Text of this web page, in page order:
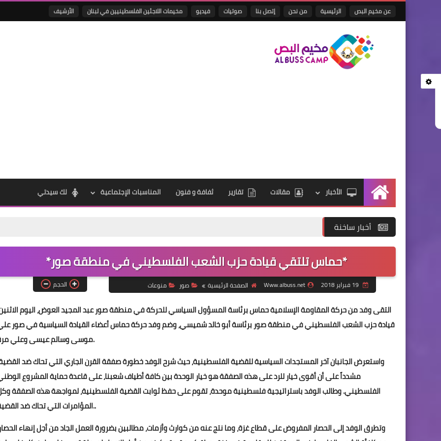
عن مخيم البص الرئيسية من نحن إتصل بنا صوتيات فيديو مخيمات اللاجئين الفلسطينيين في لبنان الأرشيف
الرئيسيةالأخبار مقالات تقارير ثفافة و فنون المناسبات الإجتماعية لك سيدتي
أخبار ساخنة
*حماس تلتقي قيادة حزب الشعب الفلسطيني في منطقة صور*
Www.albuss.net الصفحة الرئيسية صور منوعات الحجم
التقى وفد من حركة المقاومة الإسلامية حماس برئاسة المسؤول السياسي للحركة في منطقة صور عبد المجيد العوض، اليوم
قيادة حزب الشعب الفلسطيني في منطقة صور برئاسة أبو خالد شميسي، وضم وفد حركة حماس أعضاء القيادة السياسية في صور
موسى وسالم عيسى وعلي مرة.
واستعرض الجانبان آخر المستجدات السياسية للقضية الفلسطينية، حيث شرح الوفد خطورة صفقة القرن الجاري التي تحاك ضد
مشدداً على أن أقوى خيار للرد على هذه الصفقة هو خيار الوحدة بين كافة أطياف شعبنا، على قاعدة حماية المشروع
الفلسطيني. وطالب الوفد باستراتيجية فلسطينية موحدة، تقوم على حفظ ثوابت القضية الفلسطينية، لمواجهة هذه الصفقة
المؤامرات التي تحاك ضد القضية..
وتطرق الوفد إلى الحصار المفروض على قطاع غزة، وما نتج عنه من كوارث وأزمات، مطالبين بضرورة العمل الجاد من أجل إنهاء
Www.albuss.net
Www.albuss.net
31 ديسمبر 2025